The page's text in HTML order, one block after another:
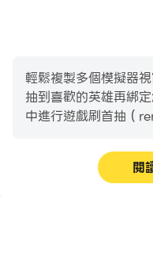
輕鬆複製多個模擬器
抽到喜歡的英雄再綁
中進行遊戲刷首抽（
閱